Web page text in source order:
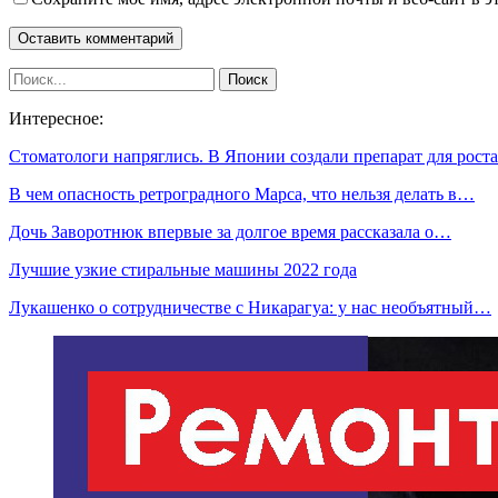
Интересное:
Стоматологи напряглись. В Японии создали препарат для
В чем опасность ретроградного Марса, что нельзя делать в…
Дочь Заворотнюк впервые за долгое время рассказала о…
Лучшие узкие стиральные машины 2022 года
Лукашенко о сотрудничестве с Никарагуа: у нас необъятный…